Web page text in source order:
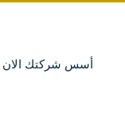
أسس شركتك الان